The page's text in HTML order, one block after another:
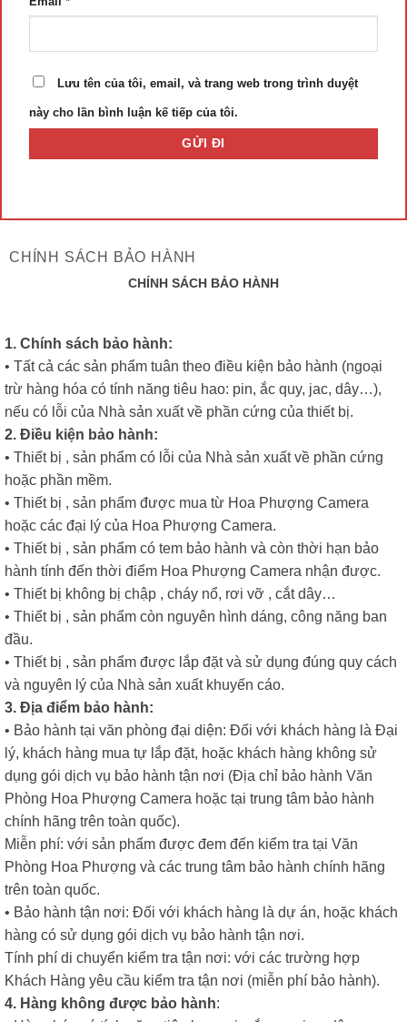
Lưu tên của tôi, email, và trang web trong trình duyệt
này cho lần bình luận kế tiếp của tôi.
CHÍNH SÁCH BẢO HÀNH
CHÍNH SÁCH BẢO HÀNH
1. Chính sách bảo hành:
• Tất cả các sản phẩm tuân theo điều kiện bảo hành (ngoại
trừ hàng hóa có tính năng tiêu hao: pin, ắc quy, jac, dây…),
nếu có lỗi của Nhà sản xuất về phần cứng của thiết bị.
2. Điều kiện bảo hành:
• Thiết bị , sản phẩm có lỗi của Nhà sản xuất về phần cứng
hoặc phần mềm.
• Thiết bị , sản phẩm được mua từ Hoa Phượng Camera
hoặc các đại lý của Hoa Phượng Camera.
• Thiết bị , sản phẩm có tem bảo hành và còn thời hạn bảo
hành tính đến thời điểm Hoa Phượng Camera nhận được.
• Thiết bị không bị chập , cháy nổ, rơi vỡ , cắt dây…
• Thiết bị , sản phẩm còn nguyên hình dáng, công năng ban
đầu.
• Thiết bị , sản phẩm được lắp đặt và sử dụng đúng quy cách
và nguyên lý của Nhà sản xuất khuyến cáo.
3. Địa điểm bảo hành:
• Bảo hành tại văn phòng đại diện: Đối với khách hàng là Đại
lý, khách hàng mua tự lắp đặt, hoặc khách hàng không sử
dụng gói dịch vụ bảo hành tận nơi (Địa chỉ bảo hành Văn
Phòng Hoa Phượng Camera hoặc tại trung tâm bảo hành
chính hãng trên toàn quốc).
Miễn phí: với sản phẩm được đem đến kiểm tra tại Văn
Phòng Hoa Phượng và các trung tâm bảo hành chính hãng
trên toàn quốc.
• Bảo hành tận nơi: Đối với khách hàng là dự án, hoặc khách
hàng có sử dụng gói dịch vụ bảo hành tận nơi.
Tính phí di chuyển kiểm tra tận nơi: với các trường hợp
Khách Hàng yêu cầu kiểm tra tận nơi (miễn phí bảo hành).
4. Hàng không được bảo hành: